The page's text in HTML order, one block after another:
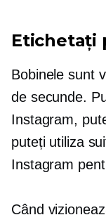
Etichetați
Bobinele sunt
de secunde.
Instagram,
puteți utiliza
Instagram
Când